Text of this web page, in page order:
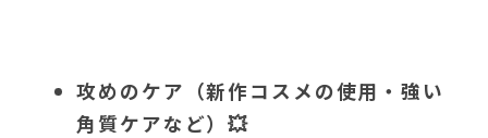
攻めのケア（新作コスメの使用・強い
角質ケアなど）💥